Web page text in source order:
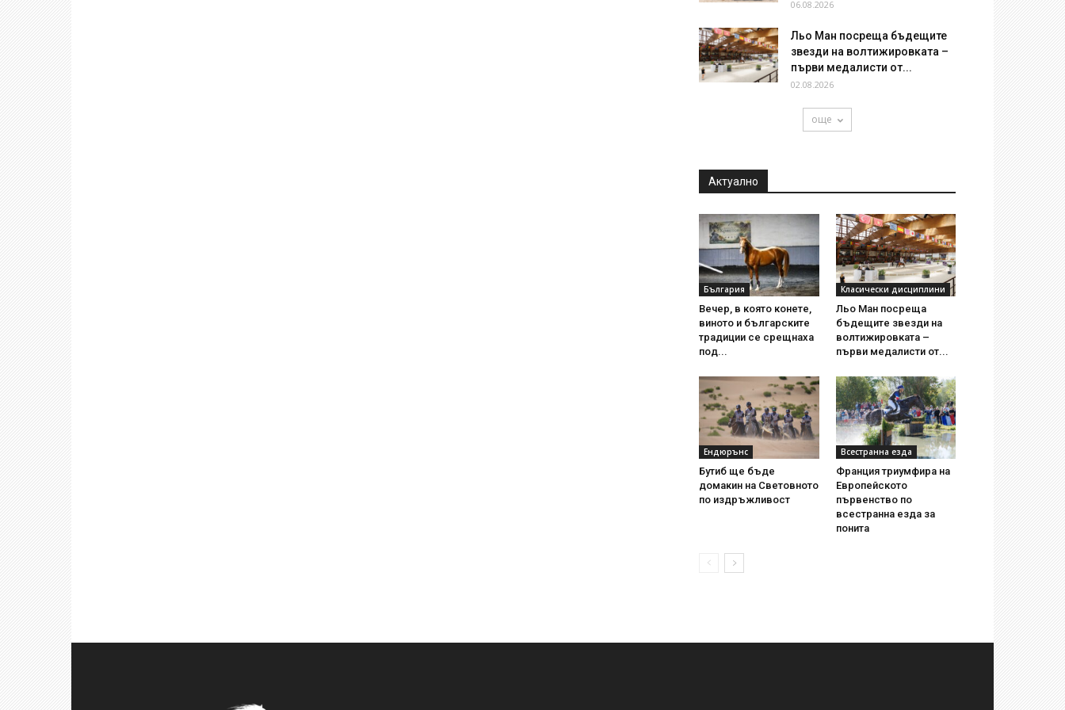
06.08.2026
Льо Ман посреща бъдещите
звезди на волтижировката –
първи медалисти от...
02.08.2026
още
Актуално
България
Вечер, в която конете,
виното и българските
традиции се срещнаха
под...
Класически дисциплини
Льо Ман посреща
бъдещите звезди на
волтижировката –
първи медалисти от...
Ендюрънс
Бутиб ще бъде
домакин на Световното
по издръжливост
Всестранна езда
Франция триумфира на
Европейското
първенство по
всестранна езда за
понита